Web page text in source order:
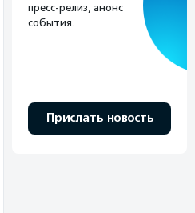
пресс-релиз, анонс
события.
Прислать новость